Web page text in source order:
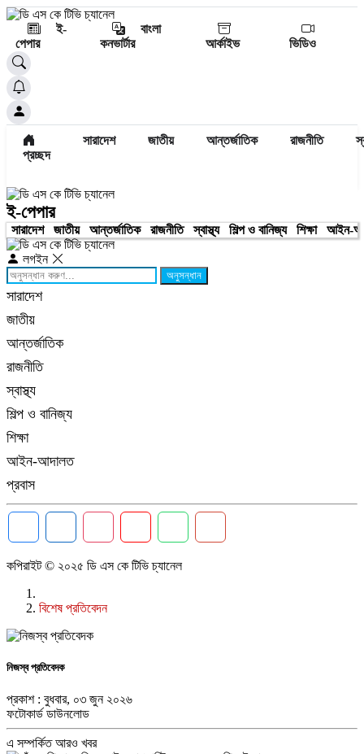
ই-
পেপার
বাংলা
কনভার্টার
আর্কাইভ ভিডিও
প্রচ্ছদ
সারাদেশ জাতীয় আন্তর্জাতিক রাজনীতি
ই-পেপার
সারাদেশ জাতীয় আন্তর্জাতিক রাজনীতি স্বাস্থ্য শিল্প ও বানিজ্য শিক্ষা আইন-
লগইন
অনুসন্ধান
সারাদেশ
জাতীয়
আন্তর্জাতিক
রাজনীতি
স্বাস্থ্য
শিল্প ও বানিজ্য
শিক্ষা
আইন-আদালত
প্রবাস
কপিরাইট © ২০২৫ ডি এস কে টিভি চ্যানেল
বিশেষ প্রতিবেদন
নিজস্ব প্রতিবেদক
প্রকাশ : বুধবার, ০৩ জুন ২০২৬
ফটোকার্ড ডাউনলোড
এ সম্পর্কিত আরও খবর